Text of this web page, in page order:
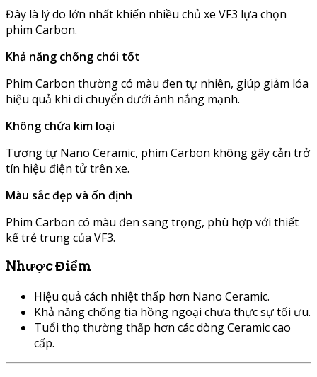
Đây là lý do lớn nhất khiến nhiều chủ xe VF3 lựa chọn
phim Carbon.
Khả năng chống chói tốt
Phim Carbon thường có màu đen tự nhiên, giúp giảm lóa
hiệu quả khi di chuyển dưới ánh nắng mạnh.
Không chứa kim loại
Tương tự Nano Ceramic, phim Carbon không gây cản trở
tín hiệu điện tử trên xe.
Màu sắc đẹp và ổn định
Phim Carbon có màu đen sang trọng, phù hợp với thiết
kế trẻ trung của VF3.
Nhược Điểm
Hiệu quả cách nhiệt thấp hơn Nano Ceramic.
Khả năng chống tia hồng ngoại chưa thực sự tối ưu.
Tuổi thọ thường thấp hơn các dòng Ceramic cao
cấp.